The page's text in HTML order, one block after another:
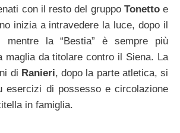
con il resto del gruppo Tonettoe
inizia a intravedere la luce, dopo il
mentre la “Bestia” è sempre più
maglia da titolare contro il Siena. La
di Ranieri, dopo la parte atletica, si
esercizi di possesso e circolazione
in famiglia.